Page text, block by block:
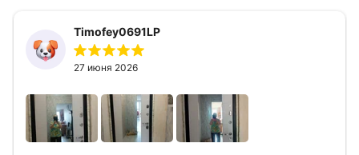
Timofey0691LP
27 июня 2026